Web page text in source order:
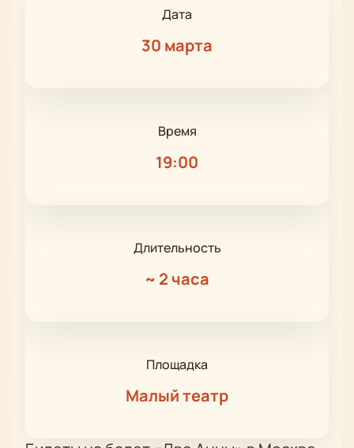
Дата
30 марта
Время
19:00
Длительность
~ 2 часа
Площадка
Малый театр